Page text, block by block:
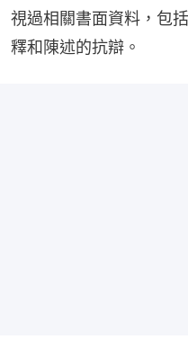
視過相關書面資料，包
釋和陳述的抗辯。